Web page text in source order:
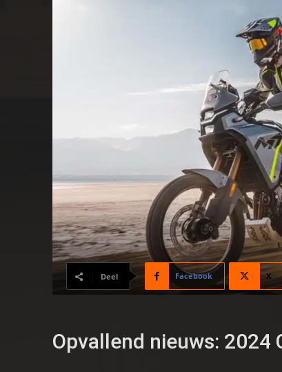
Deel Facebook X
Opvallend nieuws: 2024